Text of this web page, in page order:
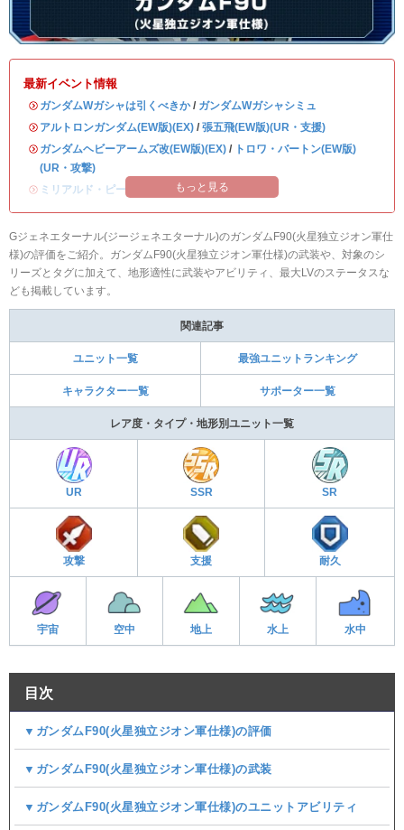
最新イベント情報
・ ガンダムWガシャは引くべきか/ ガンダムWガシャシミュ
・ アルトロンガンダム(EW版)(EX) / 張五飛(EW版)(UR・支援)
・ ガンダムヘビーアームズ改(EW版)(EX) / トロワ・バートン(EW版)
(UR・攻撃)
・ ミリアルド・ピースクラフト&リーブラ
もっと見る
Gジェネエターナル(ジージェネエターナル)のガンダムF90(火星独立ジオン軍仕
様)の評価をご紹介。ガンダムF90(火星独立ジオン軍仕様)の武装や、対象のシ
リーズとタグに加えて、地形適性に武装やアビリティ、最大LVのステータスな
ども掲載しています。
関連記事
ユニット一覧 最強ユニットランキング
キャラクター一覧 サポーター一覧
レア度・タイプ・地形別ユニット一覧
UR SSR SR
攻撃 支援 耐久
宇宙 空中 地上 水上 水中
目次
▼ガンダムF90(火星独立ジオン軍仕様)の評価
▼ガンダムF90(火星独立ジオン軍仕様)の武装
▼ガンダムF90(火星独立ジオン軍仕様)のユニットアビリティ